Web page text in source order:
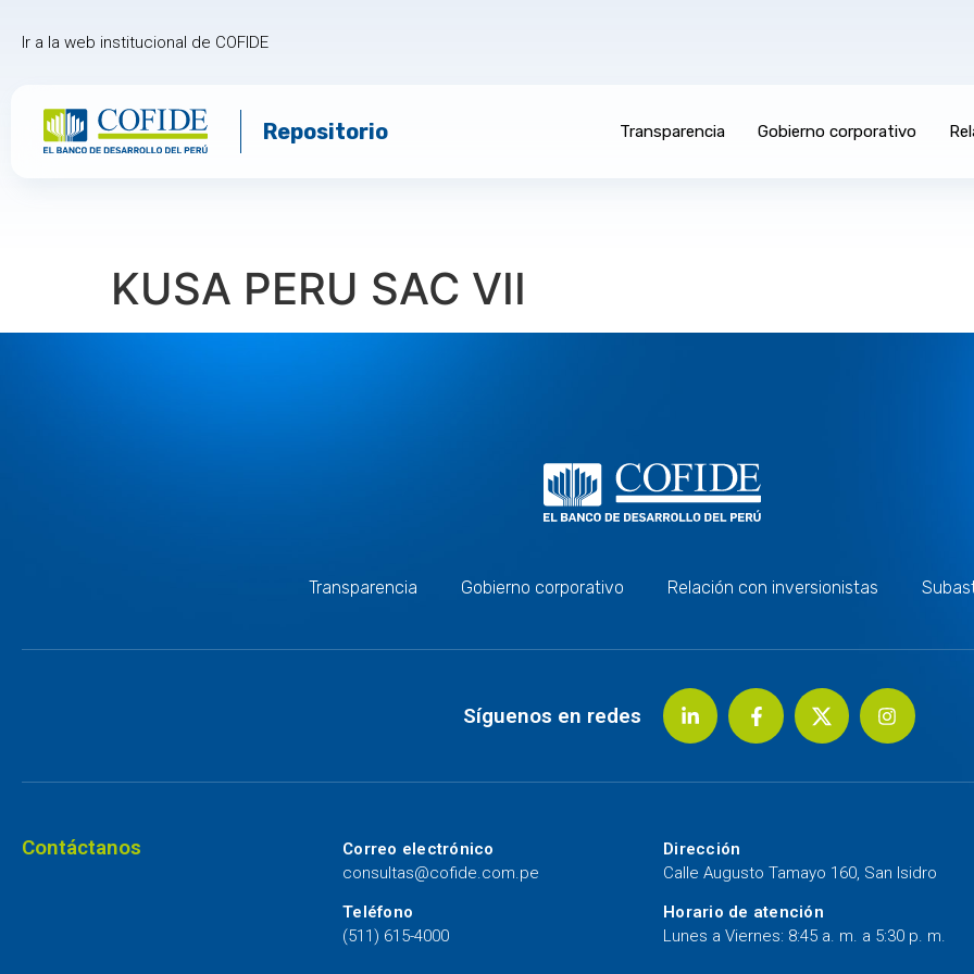
Ir a la web institucional de COFIDE
Repositorio Transparencia Gobierno corporativo
KUSA PERU SAC VII
Transparencia Gobierno corporativo Relación con inversionistas
Síguenos en redes
Contáctanos
Correo electrónico
consultas@cofide.com.pe
Teléfono
(511) 615-4000
Dirección
Calle Augusto Tamayo 160, San Isidro
Horario de atención
Lunes a Viernes: 8:45 a. m. a 5:30 p. m.